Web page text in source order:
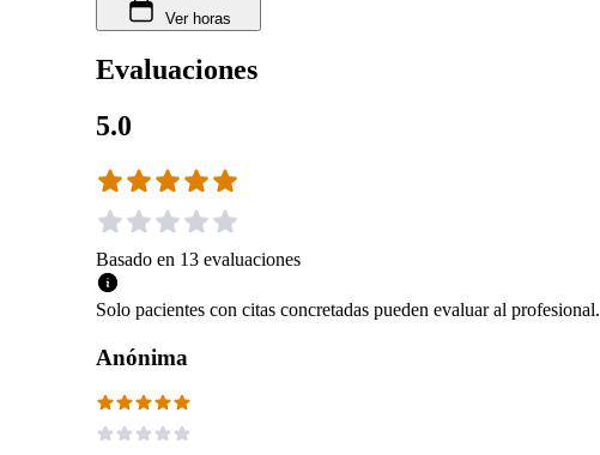
Ver horas
Evaluaciones
5.0
Basado en 13 evaluaciones
Solo pacientes con citas concretadas pueden evaluar al profesional.
Anónima